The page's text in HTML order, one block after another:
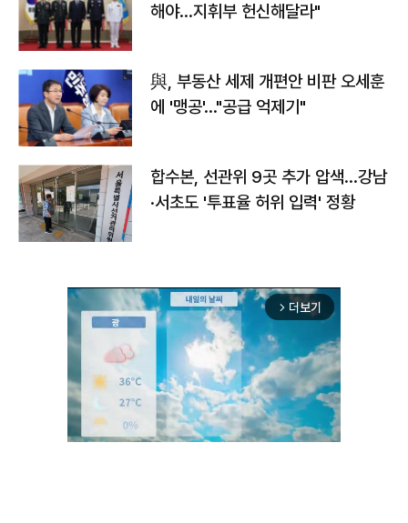
해야…지휘부 헌신해달라"
與, 부동산 세제 개편안 비판 오세훈
에 '맹공'…"공급 억제기"
합수본, 선관위 9곳 추가 압색…강남
·서초도 '투표율 허위 입력' 정황
arrow_forward_ios 더보기